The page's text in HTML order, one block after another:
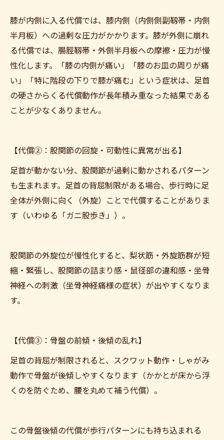
膝が内側に入る代償では、膝内側（内側側副靱帯・内側
半月板）への過剰な圧力がかかります。膝が外側に崩れ
る代償では、腸脛靱帯・外側半月板への摩擦・圧力が慢
性化します。「膝の内側が痛い」「膝のお皿の周りが痛
い」「特に階段の下りで膝が痛む」という症状は、足首
の硬さからくる代償動作が長年積み重なった結果である
ことが少なくありません。
【代償②：股関節の回旋・可動性に異常が出る】
足首が動かない分、股関節が過剰に動かされるパターン
も生まれます。足首の背屈制限がある場合、歩行時に足
全体が外側に向く（外旋）ことで代償することがありま
す（いわゆる「ガニ股歩き」）。
股関節の外旋位が慢性化すると、梨状筋・外旋筋群が短
縮・緊張し、股関節の詰まり感・鼠径部の違和感・坐骨
神経への刺激（坐骨神経痛様の症状）が出やすくなりま
す。
【代償③：骨盤の前傾・後傾の乱れ】
足首の背屈が制限されると、スクワット動作・しゃがみ
動作で骨盤が後傾しやすくなります（かかとが床から浮
くのを防ぐため、腰を丸めて補う代償）。
この骨盤後傾の代償が歩行パターンにも持ち込まれる